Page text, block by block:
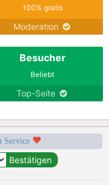
100% gratis
Moderation
Besucher
Beliebt
Top-Seite
Service